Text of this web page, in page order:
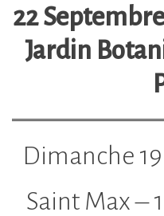
22
Jardin
Dimanche
Saint Max –